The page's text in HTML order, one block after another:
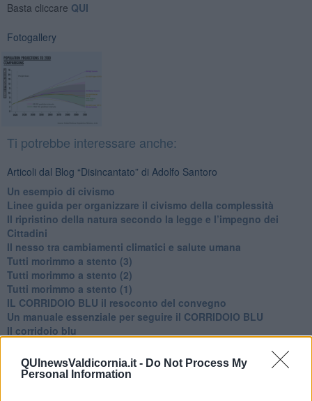
QUInewsValdicornia.it - Do Not Process My
Personal Information
Basta cliccare QUI
Fotogallery
Ti potrebbe interessare anche:
Articoli dal Blog “Disincantato” di Adolfo Santoro
​Un esempio di civismo
​Linee guida per organizzare il civismo della complessità
​Il ripristino della natura secondo la legge e l’impegno dei
Cittadini
Il nesso tra cambiamenti climatici e salute umana
Tutti morimmo a stento (3)
Tutti morimmo a stento (2)
​Tutti morimmo a stento (1)
IL CORRIDOIO BLU il resoconto del convegno
Un manuale essenziale per seguire il CORRIDOIO BLU
Il corridoio blu
​I costi dell’adeguamento al cold ironing
Alcune domande da esordiente agli esperti che decidono le